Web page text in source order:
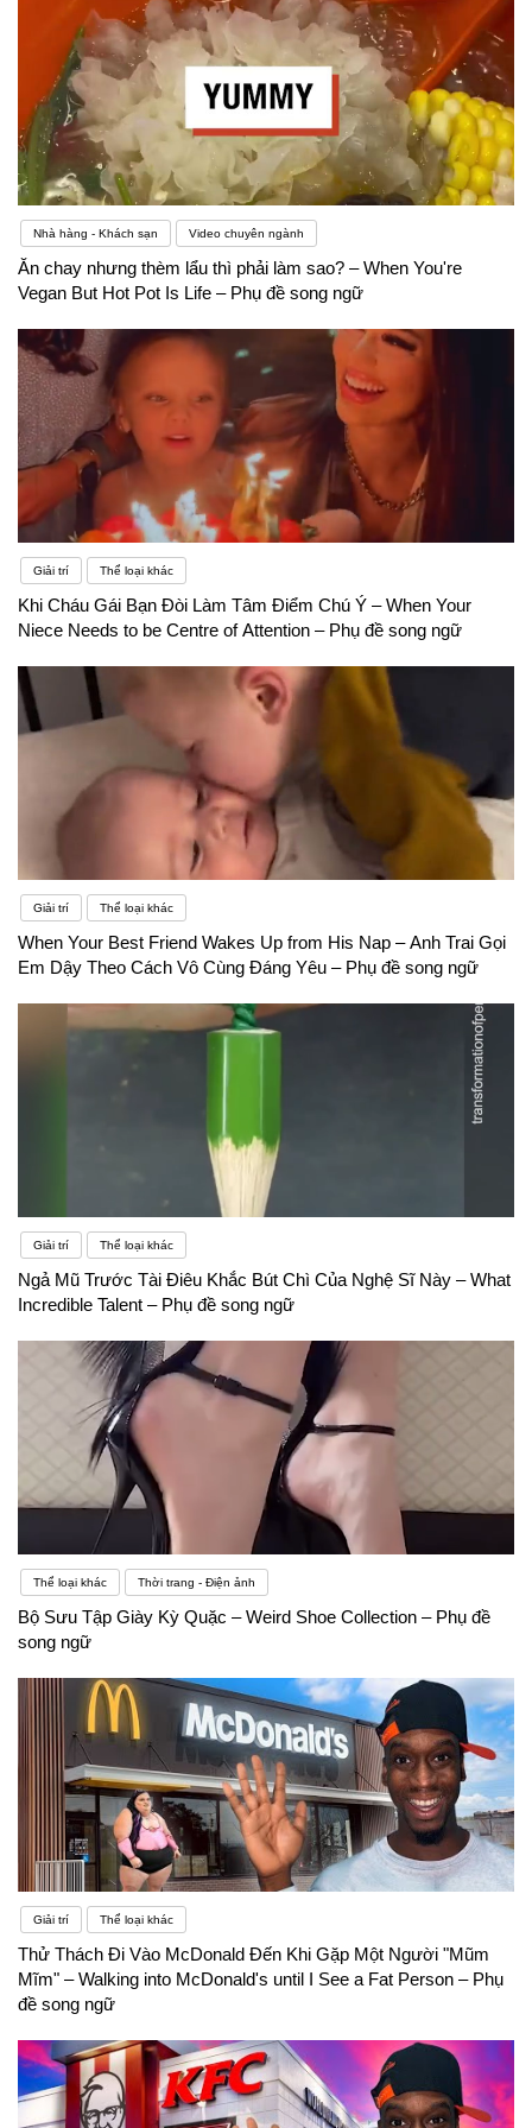
khăn hơn so với một số bạn bè của bạn sẽ làm
giảm bớt áp lực cho bản thân. Thay vì nản lòng,
thoái trí, bạn hãy cứ hoàn thành các bài tập được
giao, chắc chắn sẽ gặt hái được thành quả.
Nhà hàng - Khách sạn Video chuyên ngành
Ăn chay nhưng thèm lẩu thì phải làm sao? – When You're
Vegan But Hot Pot Is Life – Phụ đề song ngữ
Giải trí Thể loại khác
Khi Cháu Gái Bạn Đòi Làm Tâm Điểm Chú Ý – When Your
Niece Needs to be Centre of Attention – Phụ đề song ngữ
Giải trí Thể loại khác
When Your Best Friend Wakes Up from His Nap – Anh Trai Gọi
Em Dậy Theo Cách Vô Cùng Đáng Yêu – Phụ đề song ngữ
Giải trí Thể loại khác
Ngả Mũ Trước Tài Điêu Khắc Bút Chì Của Nghệ Sĩ Này – What
Incredible Talent – Phụ đề song ngữ
Thể loại khác Thời trang - Điện ảnh
Bộ Sưu Tập Giày Kỳ Quặc – Weird Shoe Collection – Phụ đề
song ngữ
Giải trí Thể loại khác
Thử Thách Đi Vào McDonald Đến Khi Gặp Một Người "Mũm
Mĩm" – Walking into McDonald's until I See a Fat Person – Phụ
đề song ngữ